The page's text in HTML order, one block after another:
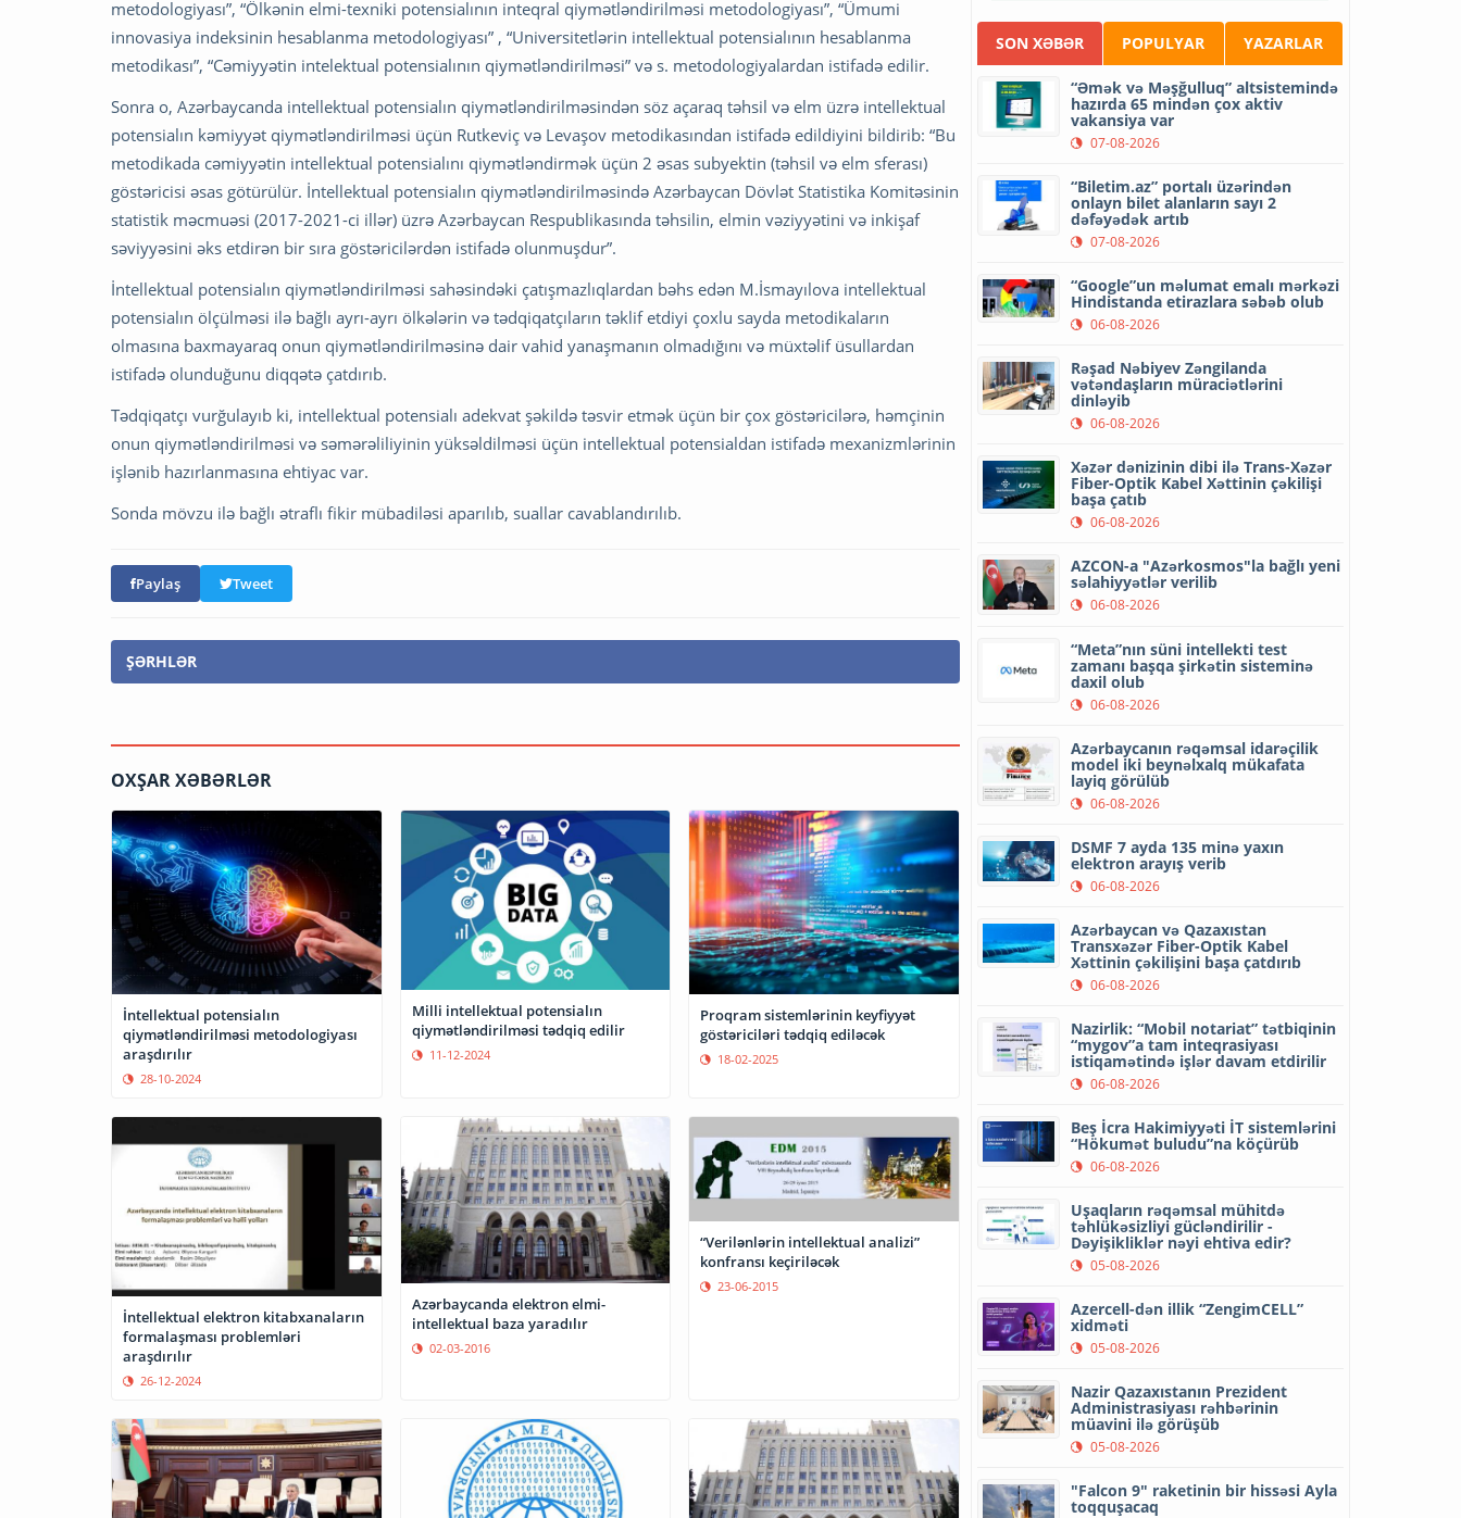
metodologiyası”, “Ölkənin elmi-texniki potensialının inteqral qiymətləndirilməsi metodologiyası”, “Ümumi
innovasiya indeksinin hesablanma metodologiyası” , “Universitetlərin intellektual potensialının hesablanma
metodikası”, “Cəmiyyətin intelektual potensialının qiymətləndirilməsi” və s. metodologiyalardan istifadə edilir.
Sonra o, Azərbaycanda intellektual potensialın qiymətləndirilməsindən söz açaraq təhsil və elm üzrə intellektual
potensialın kəmiyyət qiymətləndirilməsi üçün Rutkeviç və Levaşov metodikasından istifadə edildiyini bildirib: “Bu
metodikada cəmiyyətin intellektual potensialını qiymətləndirmək üçün 2 əsas subyektin (təhsil və elm sferası)
göstəricisi əsas götürülür. İntellektual potensialın qiymətləndirilməsində Azərbaycan Dövlət Statistika Komitəsinin
statistik məcmuəsi (2017-2021-ci illər) üzrə Azәrbaycan Respublikasında tәhsilin, elmin vәziyyәtini vә inkişaf
sәviyyәsini әks etdirәn bir sıra göstәricilәrdən istifadə olunmuşdur”.
İntellektual potensialın qiymətləndirilməsi sahəsindəki çatışmazlıqlardan bəhs edən M.İsmayılova intellektual
potensialın ölçülməsi ilə bağlı ayrı-ayrı ölkələrin və tədqiqatçıların təklif etdiyi çoxlu sayda metodikaların
olmasına baxmayaraq onun qiymətləndirilməsinə dair vahid yanaşmanın olmadığını və müxtəlif üsullardan
istifadə olunduğunu diqqətə çatdırıb.
Tədqiqatçı vurğulayıb ki, intellektual potensialı adekvat şəkildə təsvir etmək üçün bir çox göstəricilərə, həmçinin
onun qiymətləndirilməsi və səmərəliliyinin yüksəldilməsi üçün intellektual potensialdan istifadə mexanizmlərinin
işlənib hazırlanmasına ehtiyac var.
Sonda mövzu ilə bağlı ətraflı fikir mübadiləsi aparılıb, suallar cavablandırılıb.
Paylaş Tweet
ŞƏRHLƏR
OXŞAR XƏBƏRLƏR
İntellektual potensialın
qiymətləndirilməsi metodologiyası
araşdırılır
28-10-2024
Milli intellektual potensialın
qiymətləndirilməsi tədqiq edilir
11-12-2024
Proqram sistemlərinin keyfiyyət
göstəriciləri tədqiq ediləcək
18-02-2025
İntellektual elektron kitabxanaların
formalaşması problemləri
araşdırılır
26-12-2024
Azərbaycanda elektron elmi-
intellektual baza yaradılır
02-03-2016
“Verilənlərin intellektual analizi”
konfransı keçiriləcək
23-06-2015
SON XƏBƏR POPULYAR YAZARLAR
“Əmək və Məşğulluq” altsistemində
hazırda 65 mindən çox aktiv
vakansiya var
07-08-2026
“Biletim.az” portalı üzərindən
onlayn bilet alanların sayı 2
dəfəyədək artıb
07-08-2026
“Google”un məlumat emalı mərkəzi
Hindistanda etirazlara səbəb olub
06-08-2026
Rəşad Nəbiyev Zəngilanda
vətəndaşların müraciətlərini
dinləyib
06-08-2026
Xəzər dənizinin dibi ilə Trans-Xəzər
Fiber-Optik Kabel Xəttinin çəkilişi
başa çatıb
06-08-2026
AZCON-a "Azərkosmos"la bağlı yeni
səlahiyyətlər verilib
06-08-2026
“Meta”nın süni intellekti test
zamanı başqa şirkətin sisteminə
daxil olub
06-08-2026
Azərbaycanın rəqəmsal idarəçilik
model iki beynəlxalq mükafata
layiq görülüb
06-08-2026
DSMF 7 ayda 135 minə yaxın
elektron arayış verib
06-08-2026
Azərbaycan və Qazaxıstan
Transxəzər Fiber-Optik Kabel
Xəttinin çəkilişini başa çatdırıb
06-08-2026
Nazirlik: “Mobil notariat” tətbiqinin
“mygov”a tam inteqrasiyası
istiqamətində işlər davam etdirilir
06-08-2026
Beş İcra Hakimiyyəti İT sistemlərini
“Hökumət buludu”na köçürüb
06-08-2026
Uşaqların rəqəmsal mühitdə
təhlükəsizliyi gücləndirilir -
Dəyişikliklər nəyi ehtiva edir?
05-08-2026
Azercell-dən illik “ZengimCELL”
xidməti
05-08-2026
Nazir Qazaxıstanın Prezident
Administrasiyası rəhbərinin
müavini ilə görüşüb
05-08-2026
"Falcon 9" raketinin bir hissəsi Ayla
toqquşacaq